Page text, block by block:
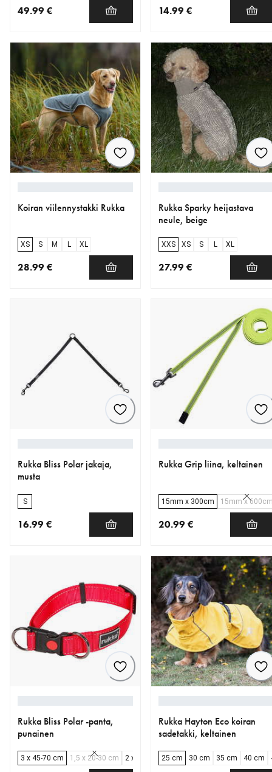
49.99 € 14.99 €
Koiran viilennystakki Rukka
XS S M L XL
28.99 €
Rukka Sparky heijastava
neule, beige
XXS XS S L XL
27.99 €
Rukka Bliss Polar jakaja,
musta
S
16.99 €
Rukka Grip liina, keltainen
15mm x 300cm 15mm x
20.99 €
Rukka Bliss Polar -panta,
punainen
3 x 45-70 cm 1,5 x 20-30 cm 2 x 30-40 cm 2,5 x 30-50 cm
Rukka Hayton Eco koiran
sadetakki, keltainen
25 cm 30 cm 35 cm 40 cm